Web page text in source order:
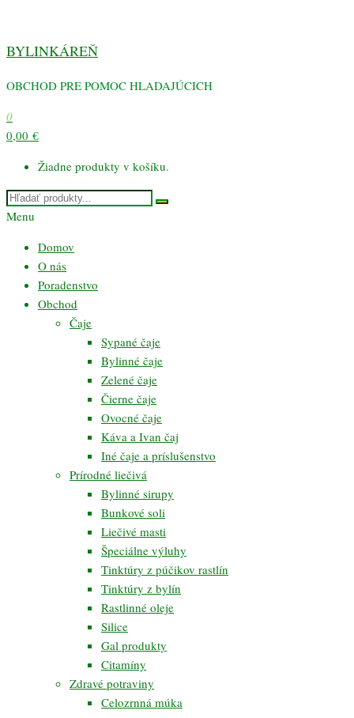
obsah
BYLINKÁREŇ
OBCHOD PRE POMOC HLADAJÚCICH
0
0,00 €
Žiadne produkty v košíku.
Menu
Domov
O nás
Poradenstvo
Obchod
Čaje
Sypané čaje
Bylinné čaje
Zelené čaje
Čierne čaje
Ovocné čaje
Káva a Ivan čaj
Iné čaje a príslušenstvo
Prírodné liečivá
Bylinné sirupy
Bunkové soli
Liečivé masti
Špeciálne výluhy
Tinktúry z púčikov rastlín
Tinktúry z bylín
Rastlinné oleje
Silice
Gal produkty
Citamíny
Zdravé potraviny
Celozrnná múka